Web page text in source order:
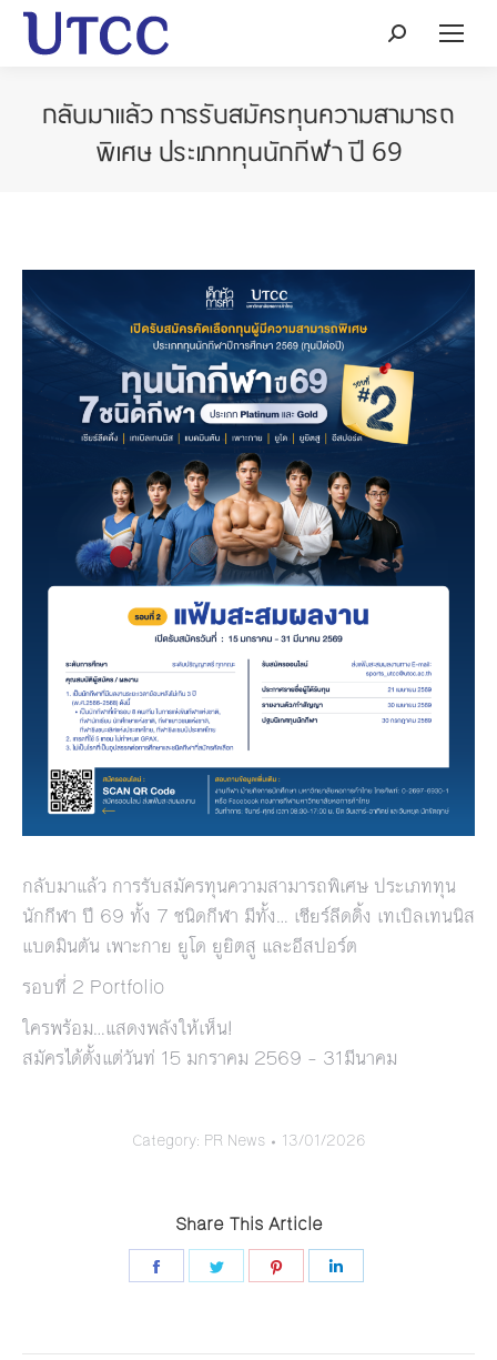
Search:
กลับมาแล้ว การรับสมัครทุนความสามารถ
พิเศษ ประเภททุนนักกีฬา ปี 69
กลับมาแล้ว การรับสมัครทุนความสามารถพิเศษ ประเภททุน
นักกีฬา ปี 69 ทั้ง 7 ชนิดกีฬา มีทั้ง… เชียร์ลีดดิ้ง เทเบิลเทนนิส
แบดมินตัน เพาะกาย ยูโด ยูยิตสู และอีสปอร์ต
รอบที่ 2 Portfolio
ใครพร้อม…แสดงพลังให้เห็น!
สมัครได้ตั้งแต่วันท่ 15 มกราคม 2569 – 31มีนาคม
Category: PR News 13/01/2026
Share This Article
Share
Share
Share